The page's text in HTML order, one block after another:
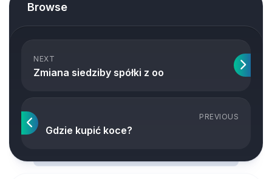
Browse
NEXT
Zmiana siedziby spółki z oo
PREVIOUS
Gdzie kupić koce?